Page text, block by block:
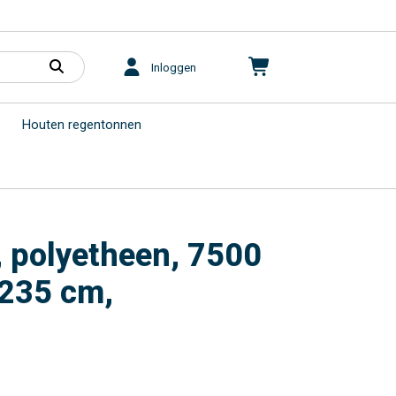
Inloggen
Houten regentonnen
polyetheen, 7500
cm,